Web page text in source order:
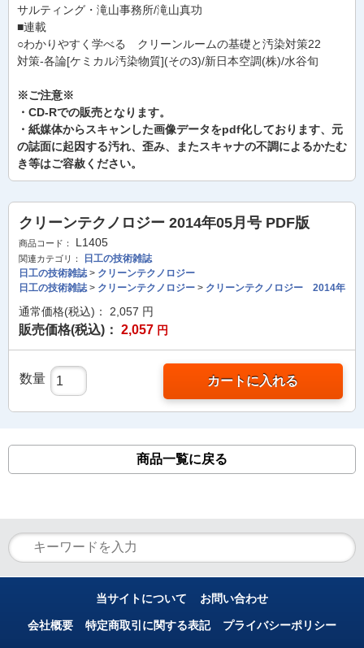
サルティング・滝山事務所/滝山真功
■連載
○わかりやすく学べる クリーンルームの基礎と汚染対策22
対策-各論[ケミカル汚染物質](その3)/新日本空調(株)/水谷旬
※ご注意※
・CD-Rでの販売となります。
・紙媒体からスキャンした画像データをpdf化しております、元
の誌面に起因する汚れ、歪み、またスキャナの不調によるかたむ
き等はご容赦ください。
クリーンテクノロジー 2014年05月号 PDF版
商品コード： L1405
関連カテゴリ：
日工の技術雑誌
日工の技術雑誌> クリーンテクノロジー
日工の技術雑誌> クリーンテクノロジー > クリーンテクノロジー 2014年
通常価格(税込)： 2,057 円
販売価格(税込)： 2,057 円
数量 カートに入れる
商品一覧に戻る
当サイトについて お問い合わせ
会社概要 特定商取引に関する表記 プライバシーポリシー